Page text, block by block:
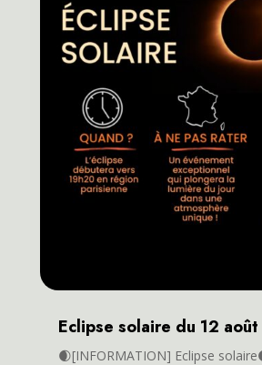
Eclipse solaire du 12
🌒[INFORMATION] Eclipse